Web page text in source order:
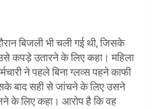
बिजली भी चली गई थी, जिसके
कपड़े उतारने के लिए कहा। महिला
ने पहले बिना ग्लव्स पहने काफी
बाद सही से जांचने के लिए उसने
के लिए कहा। आरोप है कि वह